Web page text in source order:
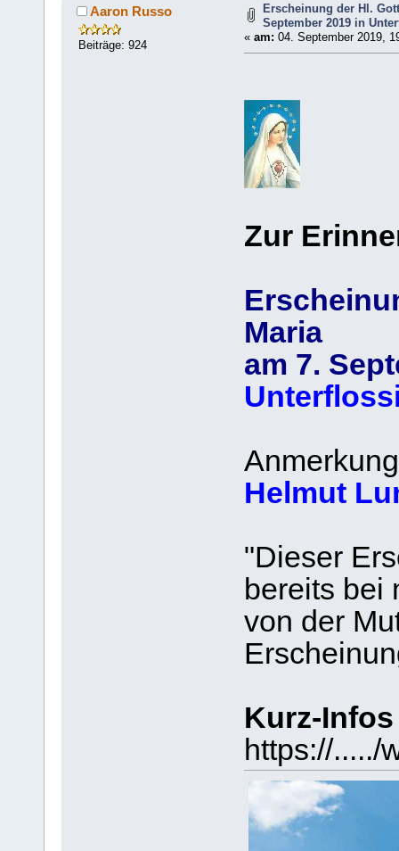
Aaron Russo
Beiträge: 924
Erscheinung der Hl.
September 2019 in
« am: 04. September 2019,
Zur
Maria
am 7.
Anmerkung
Helmut
"Dieser
bereits bei
von der
Kurz-
https://...../